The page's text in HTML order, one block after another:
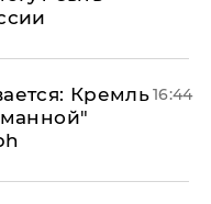
Кремль16:44